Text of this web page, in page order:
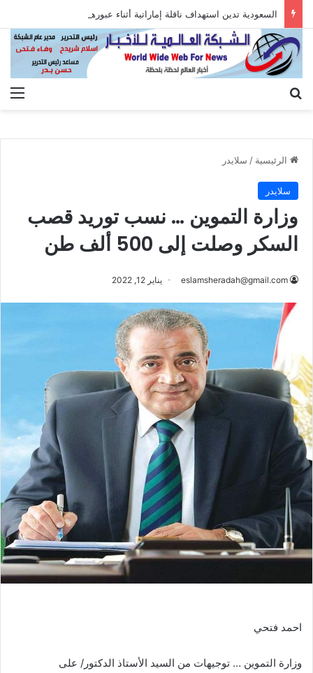
السعودية تدين استهداف ناقلة إماراتية أثناء عبورها هرمز
الرئيسية / سلايدر
سلايدر
وزارة التموين … نسب توريد قصب
السكر وصلت إلى 500 ألف طن
eslamsheradah@gmail.com يناير 12, 2022
احمد فتحي
وزارة التموين … توجيهات من السيد الأستاذ الدكتور/ على